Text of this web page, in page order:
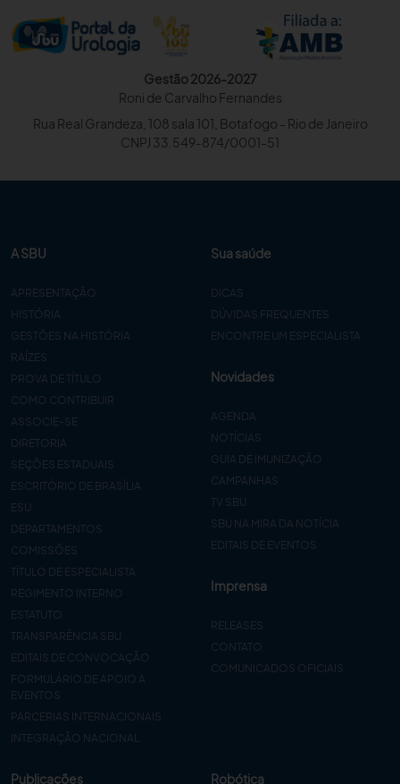
Gestão 2026-2027
Roni de Carvalho Fernandes
Rua Real Grandeza, 108 sala 101, Botafogo - Rio de Janeiro
CNPJ 33.549-874/0001-51
A SBU
APRESENTAÇÃO
HISTÓRIA
GESTÕES NA HISTÓRIA
RAÍZES
PROVA DE TÍTULO
COMO CONTRIBUIR
ASSOCIE-SE
DIRETORIA
SEÇÕES ESTADUAIS
ESCRITÓRIO DE BRASÍLIA
ESU
DEPARTAMENTOS
COMISSÕES
TÍTULO DE ESPECIALISTA
REGIMENTO INTERNO
ESTATUTO
TRANSPARÊNCIA SBU
EDITAIS DE CONVOCAÇÃO
FORMULÁRIO DE APOIO A
EVENTOS
PARCERIAS INTERNACIONAIS
INTEGRAÇÃO NACIONAL
Sua saúde
DICAS
DÚVIDAS FREQUENTES
ENCONTRE UM ESPECIALISTA
Novidades
AGENDA
NOTÍCIAS
GUIA DE IMUNIZAÇÃO
CAMPANHAS
TV SBU
SBU NA MIRA DA NOTÍCIA
EDITAIS DE EVENTOS
Imprensa
RELEASES
CONTATO
COMUNICADOS OFICIAIS
Publicações Robótica